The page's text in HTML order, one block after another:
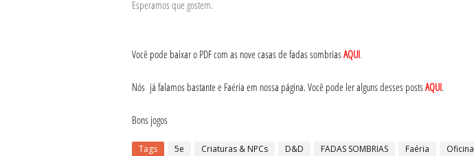
Esperamos que gostem.
Você pode baixar o PDF com as nove casas de fadas sombriasAQUI.
Nós já falamos bastante e Faéria em nossa página. Você pode ler alguns desses postsAQUI.
Bons jogos
Tags 5e Criaturas & NPCs D&D FADAS SOMBRIAS Faéria Oficina